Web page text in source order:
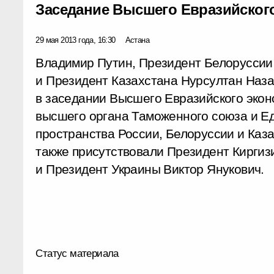
Заседание Высшего
29 мая 2013 года, 16:30 Астана
Владимир Путин, Президент
и Президент Казахстана Нурсултан
в заседании Высшего Евразийского
высшего органа Таможенного союза и
пространства России, Белоруссии и
также присутствовали Президент
и Президент Украины Виктор Янукович.
Статус материала